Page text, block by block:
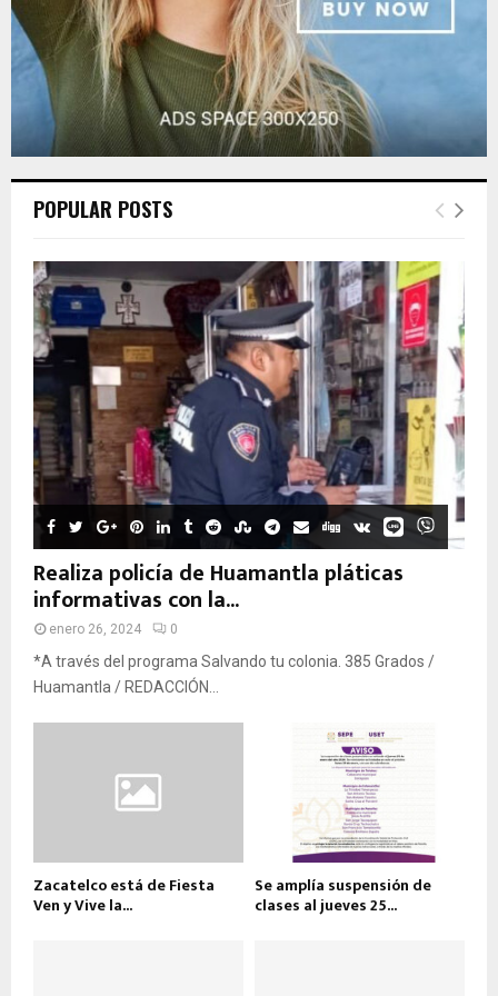
POPULAR POSTS
Realiza policía de Huamantla pláticas
informativas con la...
enero 26, 2024 0
*A través del programa Salvando tu colonia. 385 Grados /
Huamantla / REDACCIÓN...
Zacatelco está de Fiesta
Ven y Vive la...
Se amplía suspensión de
clases al jueves 25...